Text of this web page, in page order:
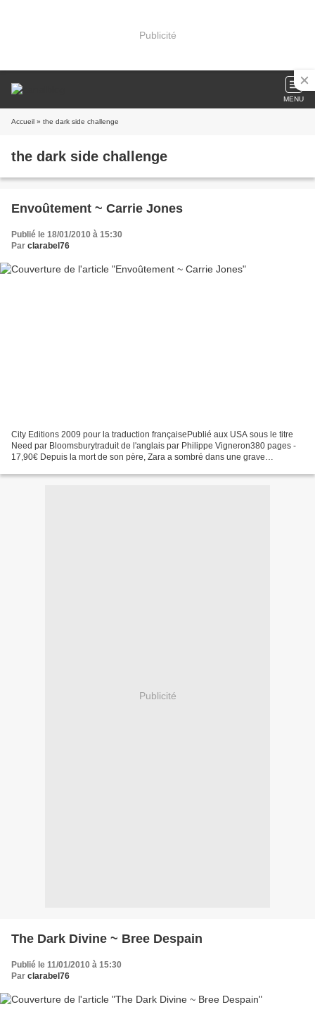
Publicité
MENU
Accueil » the dark side challenge
the dark side challenge
Envoûtement ~ Carrie Jones
Publié le 18/01/2010 à 15:30
Par clarabel76
City Editions 2009 pour la traduction françaisePublié aux USA sous le titre
Need par Bloomsburytraduit de l'anglais par Philippe Vigneron380 pages -
17,90€ Depuis la mort de son père, Zara a sombré dans une grave
Publicité
The Dark Divine ~ Bree Despain
Publié le 11/01/2010 à 15:30
Par clarabel76